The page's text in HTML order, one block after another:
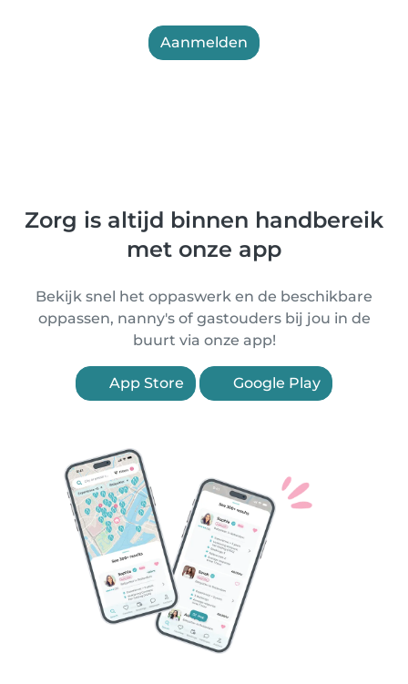
Aanmelden
Zorg is altijd binnen handbereik
met onze app
Bekijk snel het oppaswerk en de beschikbare
oppassen, nanny's of gastouders bij jou in de
buurt via onze app!
App Store Google Play